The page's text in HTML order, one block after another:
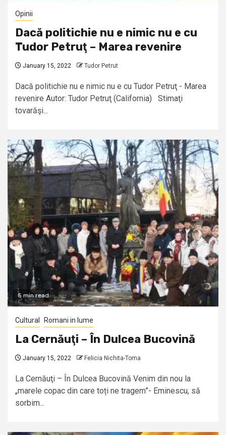
Opinii
Dacă politichie nu e nimic nu e cu
Tudor Petruţ – Marea revenire
January 15, 2022 Tudor Petrut
Dacă politichie nu e nimic nu e cu Tudor Petruţ - Marea
revenire Autor: Tudor Petruţ (California) Stimaţi
tovarăşi...
5 min read
Cultural Romani in lume
La Cernăuţi – În Dulcea Bucovină
January 15, 2022 Felicia Nichita-Toma
La Cernăuţi – În Dulcea Bucovină Venim din nou la
„marele copac din care toți ne tragem”- Eminescu, să
sorbim...